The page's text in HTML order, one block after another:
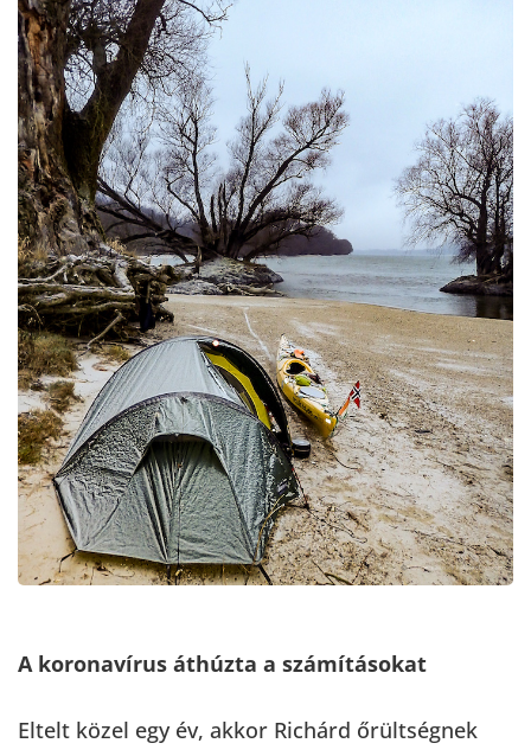
A koronavírus áthúzta a számításokat
Eltelt közel egy év, akkor Richárd őrültségnek